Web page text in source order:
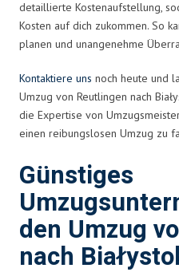
detaillierte Kostenaufstellung,
Kosten auf dich zukommen. So
planen und unangenehme
Kontaktiere uns noch heute und
Umzug von Reutlingen nach
die Expertise von
einen reibungslosen Umzug zu
Günstiges
den Umzug
nach